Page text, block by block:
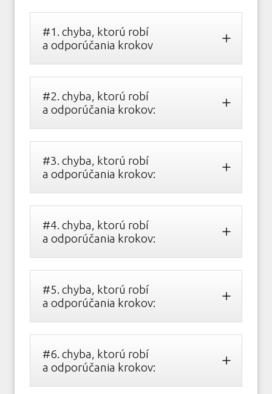
#1. chyba, ktorú robí
a odporúčania krokov
#2. chyba, ktorú robí
a odporúčania krokov:
#3. chyba, ktorú robí
a odporúčania krokov:
#4. chyba, ktorú robí
a odporúčania krokov:
#5. chyba, ktorú robí
a odporúčania krokov:
#6. chyba, ktorú robí
a odporúčania krokov: